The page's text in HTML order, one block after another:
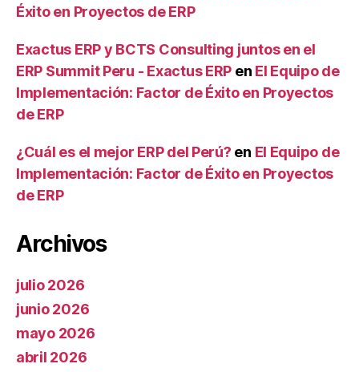
Éxito en Proyectos de ERP
Exactus ERP y BCTS Consulting juntos en el
ERP Summit Peru - Exactus ERP en El Equipo de
Implementación: Factor de Éxito en Proyectos
de ERP
¿Cuál es el mejor ERP del Perú? en El Equipo de
Implementación: Factor de Éxito en Proyectos
de ERP
Archivos
julio 2026
junio 2026
mayo 2026
abril 2026